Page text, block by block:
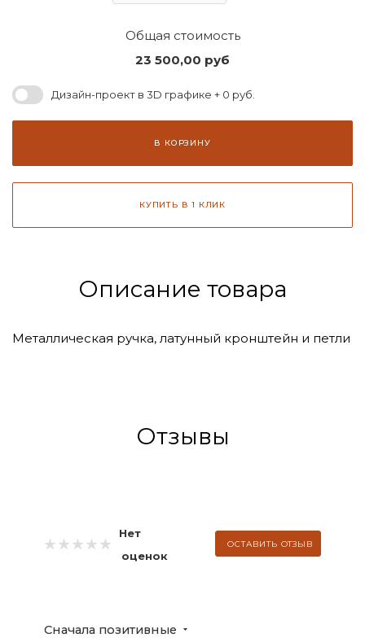
Общая стоимость
23 500,00 руб
Дизайн-проект в 3D графике + 0 руб.
В КОРЗИНУ
КУПИТЬ В 1 КЛИК
Описание товара
Металлическая ручка, латунный кронштейн и петли
Отзывы
Нет
оценок
ОСТАВИТЬ ОТЗЫВ
Сначала позитивные